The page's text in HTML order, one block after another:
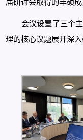
届研讨会取得的丰硕
会议设置了三个
理的核心议题展开深入